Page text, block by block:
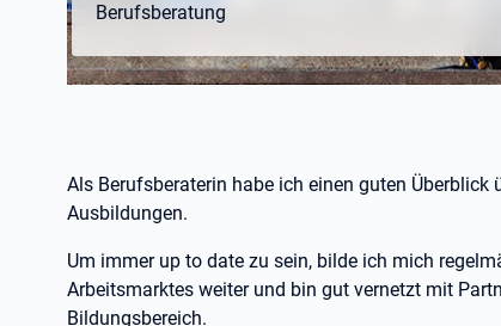
Berufsberatung
Als Berufsberaterin habe ich einen guten Überblick
Ausbildungen.
Um immer up to date zu sein, bilde ich mich
Arbeitsmarktes weiter und bin gut vernetzt mit
Bildungsbereich.